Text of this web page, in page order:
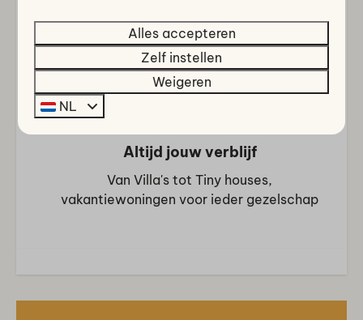
Eenpersoonsbed : 6
Eenpersoonsdekbedden en kussens
Slaapkamer beneden: 1
Faciliteiten
Binnen- en buitenzwembad, wellness,
horeca met terras, fietsverhuur
Altijd jouw verblijf
Van Villa's tot Tiny houses,
vakantiewoningen voor ieder gezelschap
Alles accepteren
Zelf instellen
Weigeren
NL